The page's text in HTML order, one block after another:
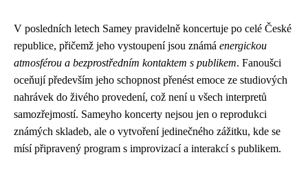
V posledních letech Samey pravidelně koncertuje po celé České
republice, přičemž jeho vystoupení jsou známá energickou
atmosférou a bezprostředním kontaktem s publikem. Fanoušci
oceňují především jeho schopnost přenést emoce ze studiových
nahrávek do živého provedení, což není u všech interpretů
samozřejmostí. Sameyho koncerty nejsou jen o reprodukci
známých skladeb, ale o vytvoření jedinečného zážitku, kde se
mísí připravený program s improvizací a interakcí s publikem.